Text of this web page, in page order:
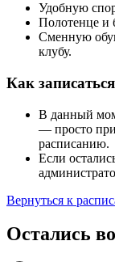
Удобную
Полотенце и
Сменную
клубу.
Как записаться
В данный
— просто
расписанию.
Если
Вернуться к
Остались